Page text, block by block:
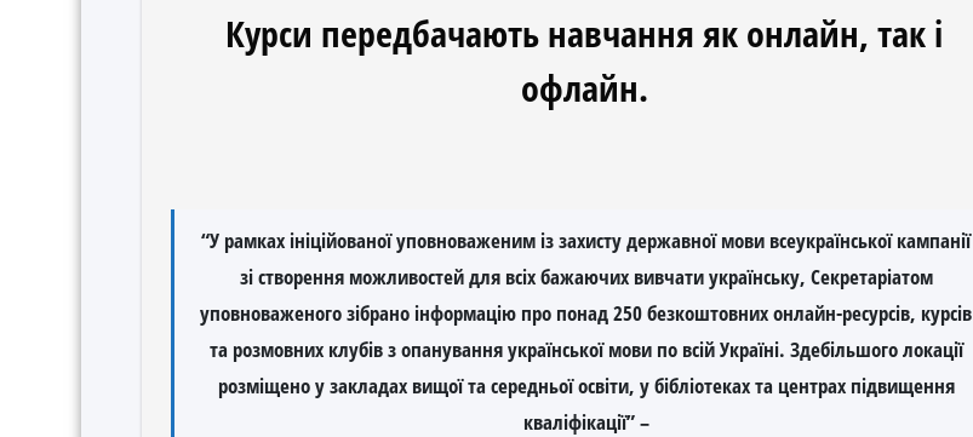
Курси передбачають навчання як онлайн, так і
офлайн.
“У рамках ініційованої уповноваженим із захисту державної мови всеукраїнської кампанії
зі створення можливостей для всіх бажаючих вивчати українську, Секретаріатом
уповноваженого зібрано інформацію про понад 250 безкоштовних онлайн-ресурсів, курсів
та розмовних клубів з опанування української мови по всій Україні. Здебільшого локації
розміщено у закладах вищої та середньої освіти, у бібліотеках та центрах підвищення
кваліфікації” –